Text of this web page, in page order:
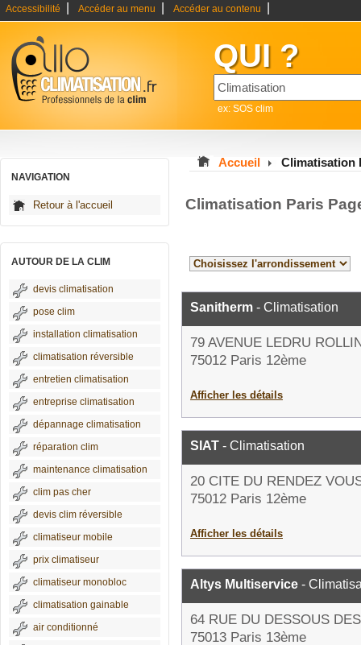
Accessibilité Accéder au menu Accéder au contenu
QUI ?
ex: SOS clim
NAVIGATION
Retour à l'accueil
AUTOUR DE LA CLIM
devis climatisation
pose clim
installation climatisation
climatisation réversible
entretien climatisation
entreprise climatisation
dépannage climatisation
réparation clim
maintenance climatisation
clim pas cher
devis clim réversible
climatiseur mobile
prix climatiseur
climatiseur monobloc
climatisation gainable
air conditionné
Accueil Climatisation
Climatisation Paris
Sanitherm - Climatisation
79 AVENUE LEDRU
75012 Paris 12ème
Afficher les détails
SIAT - Climatisation
20 CITE DU RENDEZ
75012 Paris 12ème
Afficher les détails
Altys Multiservice -
64 RUE DU DESSOUS
75013 Paris 13ème